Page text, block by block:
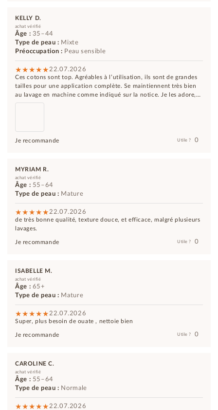
KELLY D.
achat vérifié
Âge : 35–44
Type de peau : Mixte
Préoccupation : Peau sensible
22.07.2026
Ces cotons sont top. Agréables à l’utilisation, ils sont de grandes
tailles pour une application complète. Se maintiennent très bien
au lavage en machine comme indiqué sur la notice. Je les adore,
j’en avais même recommandé.
Je recommande Utile ? 0
MYRIAM R.
achat vérifié
Âge : 55–64
Type de peau : Mature
22.07.2026
de très bonne qualité, texture douce, et efficace, malgré plusieurs
lavages.
Je recommande Utile ? 0
ISABELLE M.
achat vérifié
Âge : 65+
Type de peau : Mature
22.07.2026
Super, plus besoin de ouate , nettoie bien
Je recommande Utile ? 0
CAROLINE C.
achat vérifié
Âge : 55–64
Type de peau : Normale
22.07.2026